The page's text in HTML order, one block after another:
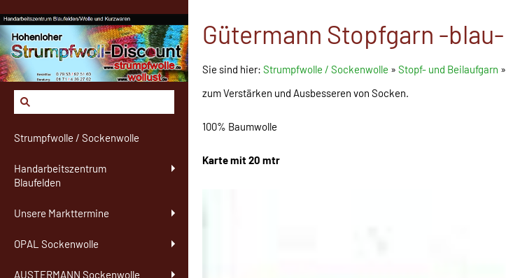
Strumpfwolle / Sockenwolle
Handarbeitszentrum
Blaufelden
Unsere Markttermine
OPAL Sockenwolle
AUSTERMANN Sockenwolle
Gütermann Stopfgarn -blau-
Sie sind hier: Strumpfwolle / Sockenwolle » Stopf- und Beilaufgarn »
zum Verstärken und Ausbesseren von Socken.
100% Baumwolle
Karte mit 20 mtr